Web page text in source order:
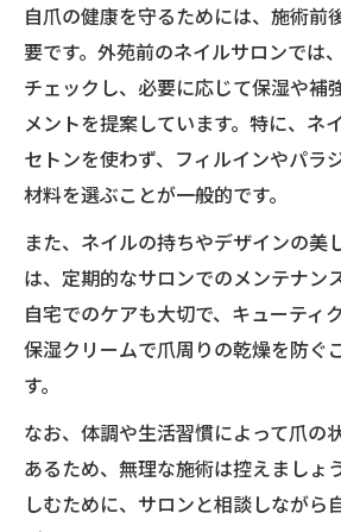
自爪の健康を守るためには、施術前
要です。外苑前のネイルサロンでは
チェックし、必要に応じて保湿や補
メントを提案しています。特に、ネ
セトンを使わず、フィルインやパラ
材料を選ぶことが一般的です。
また、ネイルの持ちやデザインの美
は、定期的なサロンでのメンテナン
自宅でのケアも大切で、キューティ
保湿クリームで爪周りの乾燥を防ぐ
す。
なお、体調や生活習慣によって爪の
あるため、無理な施術は控えましょ
しむために、サロンと相談しながら